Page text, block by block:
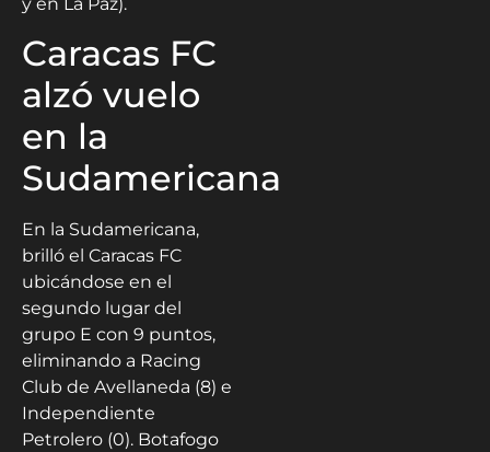
Caracas FC
alzó vuelo
en la
Sudamericana
En la Sudamericana,
brilló el Caracas FC
ubicándose en el
segundo lugar del
grupo E con 9 puntos,
eliminando a Racing
Club de Avellaneda (8) e
Independiente
Petrolero (0). Botafogo